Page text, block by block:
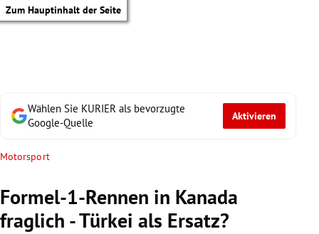
Zum Hauptinhalt der Seite
Wählen Sie KURIER als bevorzugte
Google-Quelle
Aktivieren
Motorsport
Formel-1-Rennen in Kanada
fraglich - Türkei als Ersatz?